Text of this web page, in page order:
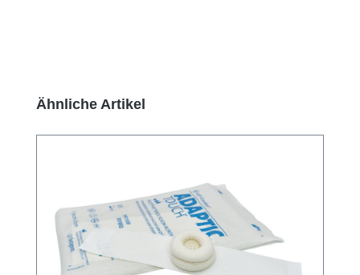
Produktgalerie überspringen
Ähnliche Artikel